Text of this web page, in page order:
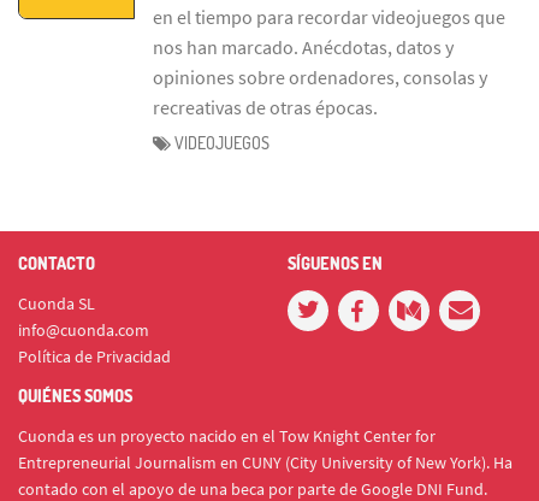
en el tiempo para recordar videojuegos que
nos han marcado. Anécdotas, datos y
opiniones sobre ordenadores, consolas y
recreativas de otras épocas.
VIDEOJUEGOS
CONTACTO
Cuonda SL
info@cuonda.com
Política de Privacidad
SÍGUENOS EN
QUIÉNES SOMOS
Cuonda es un proyecto nacido en el Tow Knight Center for
Entrepreneurial Journalism en CUNY (City University of New York). Ha
contado con el apoyo de una beca por parte de Google DNI Fund.